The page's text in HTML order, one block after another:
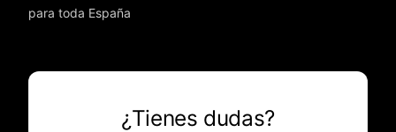
para toda España
¿Tienes dudas?